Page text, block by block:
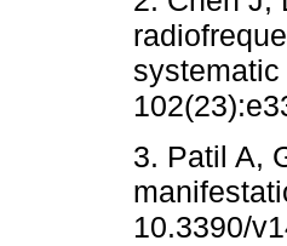
3. Patil A,
10.3390/